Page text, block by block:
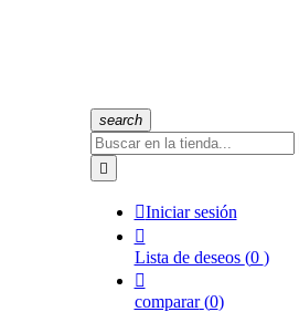
search

Iniciar sesión

Lista de deseos (0 )

comparar (0)